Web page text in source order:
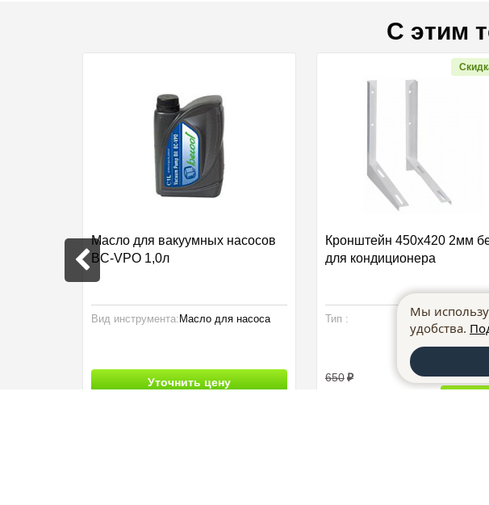
С этим
Масло для вакуумных насосов
BC-VPO 1,0л
Вид инструмента: Масло для насоса
Уточнить цену
Кронштейн 450х420 2мм
для кондиционера
Тип : Кронштейны
650
Мы
удобства.